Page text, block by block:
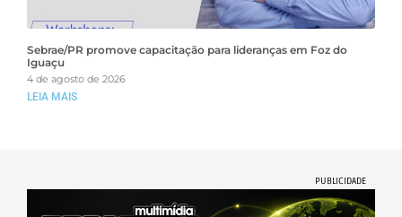
Sebrae/PR promove capacitação para lideranças em Foz do
Iguaçu
4 de agosto de 2026
LEIA MAIS
PUBLICIDADE